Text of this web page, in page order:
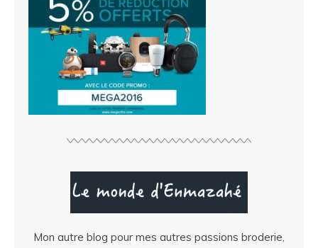
Mon autre blog pour mes autres passions broderie,